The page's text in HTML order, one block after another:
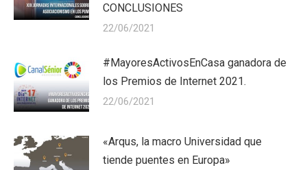
CONCLUSIONES
22/06/2021
#MayoresActivosEnCasa ganadora de
los Premios de Internet 2021.
22/06/2021
«Arqus, la macro Universidad que
tiende puentes en Europa»